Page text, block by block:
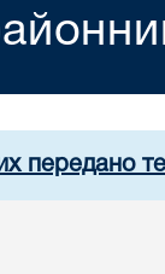
передано